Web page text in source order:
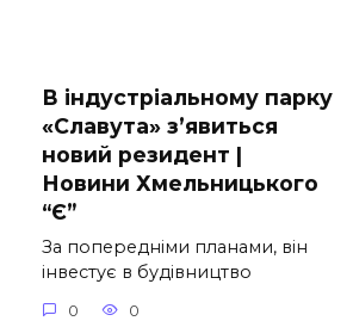
В індустріальному парку
«Славута» з’явиться
новий резидент |
Новини Хмельницького
“Є”
За попередніми планами, він
інвестує в будівництво
0 0